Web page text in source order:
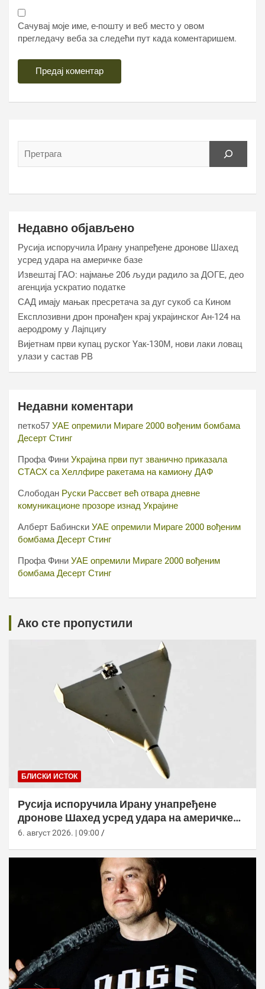
Сачувај моје име, е-пошту и веб место у овом
прегледачу веба за следећи пут када коментаришем.
Недавно објављено
Русија испоручила Ирану унапређене дронове Шахед
усред удара на америчке базе
Извештај ГАО: најмање 206 људи радило за ДОГЕ, део
агенција ускратио податке
САД имају мањак пресретача за дуг сукоб са Кином
Експлозивни дрон пронађен крај украјинског Ан-124 на
аеродрому у Лајпцигу
Вијетнам први купац руског Yак-130М, нови лаки ловац
улази у састав РВ
Недавни коментари
петко57 УАЕ опремили Мираге 2000 вођеним бомбама
Десерт Стинг
Профа Фини Украјина први пут званично приказала
СТАСХ са Хеллфире ракетама на камиону ДАФ
Слободан Руски Рассвет већ отвара дневне
комуникационе прозоре изнад Украјине
Алберт Бабински УАЕ опремили Мираге 2000 вођеним
бомбама Десерт Стинг
Профа Фини УАЕ опремили Мираге 2000 вођеним
бомбама Десерт Стинг
Ако сте пропустили
БЛИСКИ ИСТОК
Русија испоручила Ирану унапређене
дронове Шахед усред удара на америчке
базе
6. август 2026. | 09:00